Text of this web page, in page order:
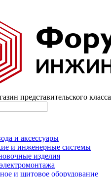
представительского класса
и аксессуары
и инженерные системы
изделия
и щитовое оборудование